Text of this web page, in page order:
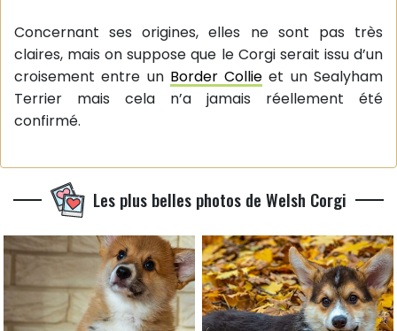
Concernant ses origines, elles ne sont pas très
claires, mais on suppose que le Corgi serait issu d’un
croisement entre un Border Collie et un Sealyham
Terrier mais cela n’a jamais réellement été
confirmé.
Les plus belles photos de Welsh Corgi